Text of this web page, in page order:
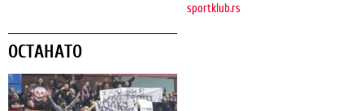
sportklub.rs
ОСТАНАТО